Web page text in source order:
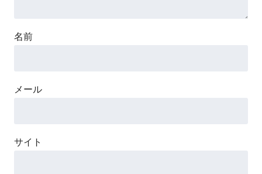
名前
メール
サイト